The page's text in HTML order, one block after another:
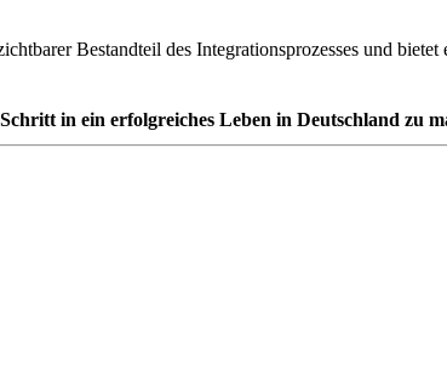
Bestandteil des Integrationsprozesses und
in ein erfolgreiches Leben in Deutschland zu